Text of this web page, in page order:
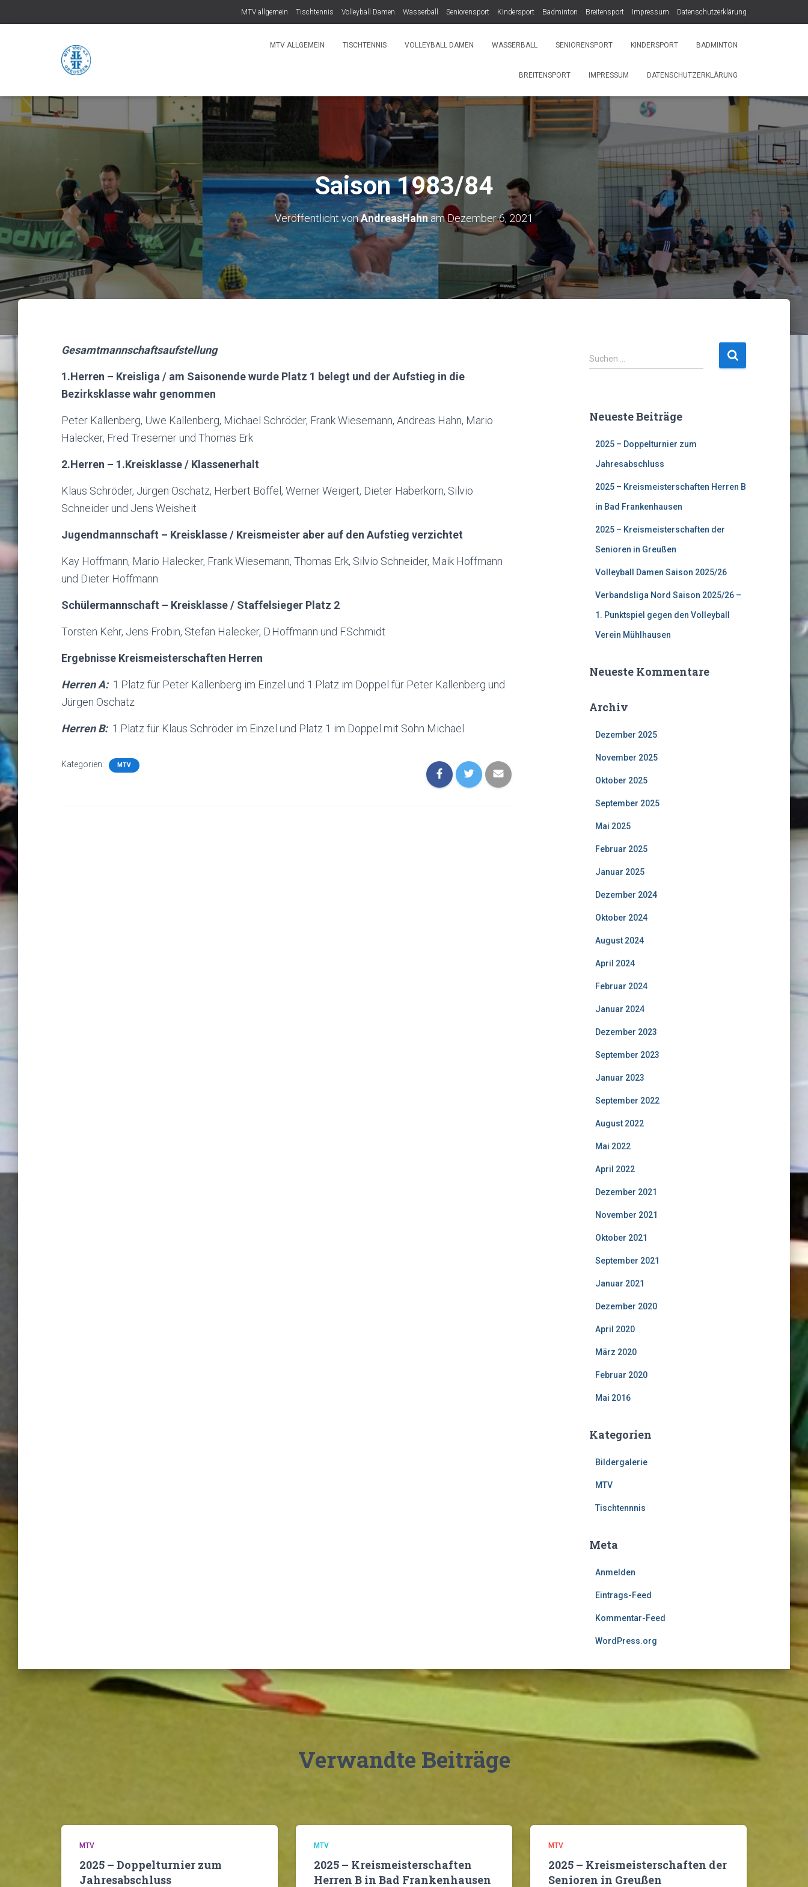
MTV allgemein Tischtennis Volleyball Damen Wasserball Seniorensport Kindersport Badminton Breitensport Impressum Datenschutzerklärung
MTV ALLGEMEIN TISCHTENNIS VOLLEYBALL DAMEN WASSERBALL SENIORENSPORT KINDERSPORT BADMINTON
BREITENSPORT IMPRESSUM DATENSCHUTZERKLÄRUNG
Saison 1983/84
Veröffentlicht vonAndreasHahnamDezember 6, 2021
Gesamtmannschaftsaufstellung
1.Herren – Kreisliga / am Saisonende wurde Platz 1 belegt und der Aufstieg in die
Bezirksklasse wahr genommen
Peter Kallenberg, Uwe Kallenberg, Michael Schröder, Frank Wiesemann, Andreas Hahn, Mario
Halecker, Fred Tresemer und Thomas Erk
2.Herren – 1.Kreisklasse / Klassenerhalt
Klaus Schröder, Jürgen Oschatz, Herbert Böffel, Werner Weigert, Dieter Haberkorn, Silvio
Schneider und Jens Weisheit
Jugendmannschaft – Kreisklasse / Kreismeister aber auf den Aufstieg verzichtet
Kay Hoffmann, Mario Halecker, Frank Wiesemann, Thomas Erk, Silvio Schneider, Maik Hoffmann
und Dieter Hoffmann
Schülermannschaft – Kreisklasse / Staffelsieger Platz 2
Torsten Kehr, Jens Frobin, Stefan Halecker, D.Hoffmann und F.Schmidt
Ergebnisse Kreismeisterschaften Herren
Herren A: 1.Platz für Peter Kallenberg im Einzel und 1.Platz im Doppel für Peter Kallenberg und
Jürgen Oschatz
Herren B: 1.Platz für Klaus Schröder im Einzel und Platz 1 im Doppel mit Sohn Michael
Kategorien: MTV
S
u
n
Suchen …
Neueste Beiträge
2025 – Doppelturnier zum
Jahresabschluss
2025 – Kreismeisterschaften Herren B
in Bad Frankenhausen
2025 – Kreismeisterschaften der
Senioren in Greußen
Volleyball Damen Saison 2025/26
Verbandsliga Nord Saison 2025/26 –
1. Punktspiel gegen den Volleyball
Verein Mühlhausen
Neueste Kommentare
Archiv
Dezember 2025
November 2025
Oktober 2025
September 2025
Mai 2025
Februar 2025
Januar 2025
Dezember 2024
Oktober 2024
August 2024
April 2024
Februar 2024
Januar 2024
Dezember 2023
September 2023
Januar 2023
September 2022
August 2022
Mai 2022
April 2022
Dezember 2021
November 2021
Oktober 2021
September 2021
Januar 2021
Dezember 2020
April 2020
März 2020
Februar 2020
Mai 2016
Kategorien
Bildergalerie
MTV
Tischtennnis
Meta
Anmelden
Eintrags-Feed
Kommentar-Feed
WordPress.org
Verwandte Beiträge
MTV
2025 – Doppelturnier zum
Jahresabschluss
MTV
2025 – Kreismeisterschaften
Herren B in Bad Frankenhausen
MTV
2025 – Kreismeisterschaften der
Senioren in Greußen